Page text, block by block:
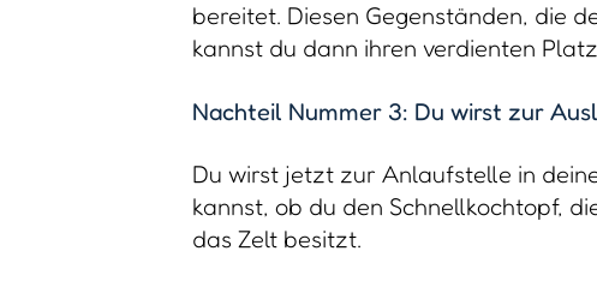
bereitet. Diesen Gegenständen, die
kannst du dann ihren verdienten
Nachteil Nummer 3: Du wirst zur
Du wirst jetzt zur Anlaufstelle in
kannst, ob du den Schnellkochtopf,
das Zelt besitzt.